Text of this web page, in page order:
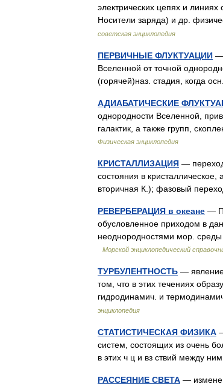
электрических цепях и
Носители заряда) и др.
советская энциклопедия
ПЕРВИЧНЫЕ ФЛУКТУАЦИИ —
Вселенной от точной
(горячей)наз. стадия, когда
АДИАБАТИЧЕСКИЕ
однородности Вселенной,
галактик, а также групп,
Физическая энциклопедия
КРИСТАЛЛИЗАЦИЯ —
состояния в кристаллическое,
вторичная К.); фазовый
РЕВЕРБЕРАЦИЯ в океане —
обусловленное приходом в
неоднородностями мор.
Морской энциклопедический
ТУРБУЛЕНТНОСТЬ —
том, что в этих течениях
гидродинамич. и
энциклопедия
СТАТИСТИЧЕСКАЯ ФИЗИКА
систем, состоящих из очень
в этих ч ц и вз ствий между
РАССЕЯНИЕ СВЕТА —